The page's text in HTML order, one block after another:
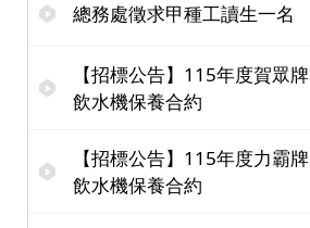
總務處徵求甲種工讀生一名
【招標公告】115年度賀眾牌
飲水機保養合約
【招標公告】115年度力霸牌
飲水機保養合約